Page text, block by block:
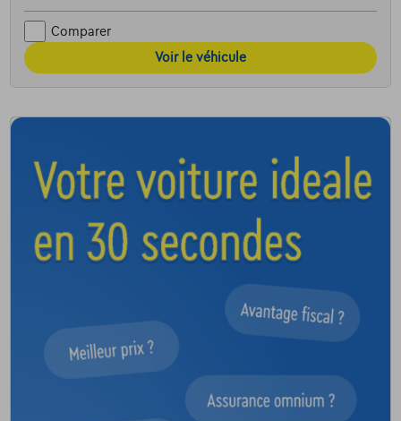
Comparer
Voir le véhicule